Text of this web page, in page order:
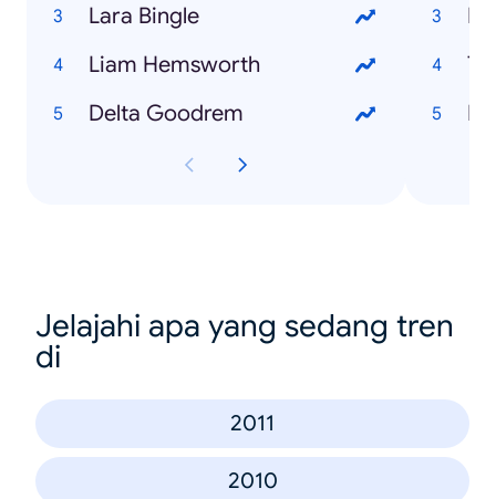
Lara Bingle
Liam Hemsworth
Delta Goodrem
Jelajahi apa yang sedang tren
di
2011
2010